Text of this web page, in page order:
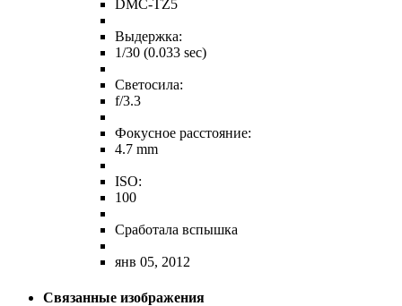
DMC-TZ5
Выдержка:
1/30 (0.033 sec)
Светосила:
f/3.3
Фокусное расстояние:
4.7 mm
ISO:
100
Сработала вспышка
янв 05, 2012
Связанные изображения